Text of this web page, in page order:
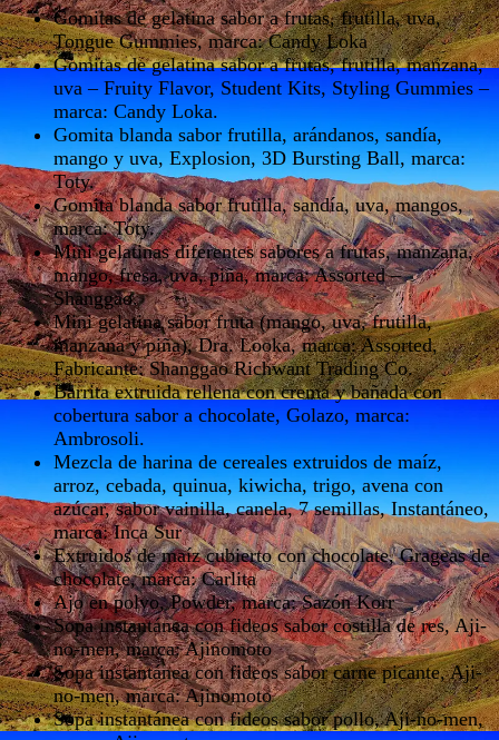
Gomitas de gelatina sabor a frutas, frutilla, uva,
Tongue Gummies, marca: Candy Loka
Gomitas de gelatina sabor a frutas, frutilla, manzana,
uva – Fruity Flavor, Student Kits, Styling Gummies –
marca: Candy Loka.
Gomita blanda sabor frutilla, arándanos, sandía,
mango y uva, Explosion, 3D Bursting Ball, marca:
Toty.
Gomita blanda sabor frutilla, sandía, uva, mangos,
marca: Toty.
Mini gelatinas diferentes sabores a frutas, manzana,
mango, fresa, uva, piña, marca: Assorted –
Shanggao.
Mini gelatina sabor fruta (mango, uva, frutilla,
manzana y piña), Dra. Looka, marca: Assorted,
Fabricante: Shanggao Richwant Trading Co.
Barrita extruida rellena con crema y bañada con
cobertura sabor a chocolate, Golazo, marca:
Ambrosoli.
Mezcla de harina de cereales extruidos de maíz,
arroz, cebada, quinua, kiwicha, trigo, avena con
azúcar, sabor vainilla, canela, 7 semillas, Instantáneo,
marca: Inca Sur
Extruidos de maíz cubierto con chocolate, Grageas de
chocolate, marca: Carlita
Ajo en polvo, Powder, marca: Sazón Korr
Sopa instantánea con fideos sabor costilla de res, Aji-
no-men, marca: Ajinomoto
Sopa instantánea con fideos sabor carne picante, Aji-
no-men, marca: Ajinomoto
Sopa instantánea con fideos sabor pollo, Aji-no-men,